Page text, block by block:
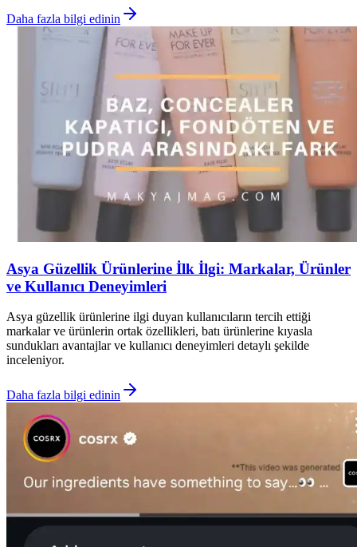
Daha fazla bilgi edinin
Asya Güzellik Ürünlerine İlk İlgi: Markalar, Ürünler
ve Kullanıcı Deneyimleri
Asya güzellik ürünlerine ilgi duyan kullanıcıların tercih ettiği
markalar ve ürünlerin ortak özellikleri, batı ürünlerine kıyasla
sundukları avantajlar ve kullanıcı deneyimleri detaylı şekilde
inceleniyor.
Daha fazla bilgi edinin